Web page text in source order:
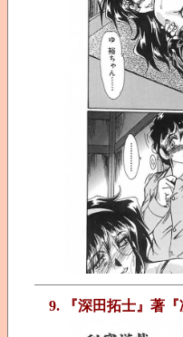
9. 『深田拓士』著